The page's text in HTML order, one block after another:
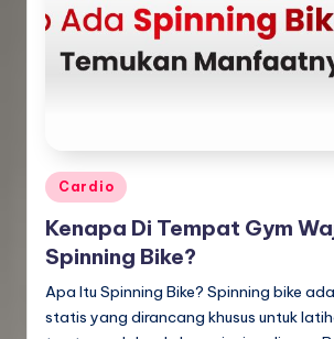
Posted
in
Cardio
Kenapa Di Tempat Gym
Spinning Bike?
Apa Itu Spinning Bike? Spinning bike
statis yang dirancang khusus untuk